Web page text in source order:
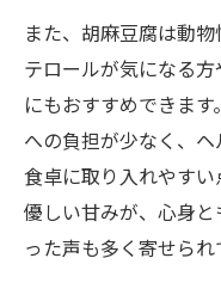
解説
簡単時短派に人
健康・胡麻
れる理由
健康・胡麻
ック
また、胡麻豆腐は動
テロールが気になる
にもおすすめできま
への負担が少なく、
食卓に取り入れやす
優しい甘みが、心身
った声も多く寄せられ